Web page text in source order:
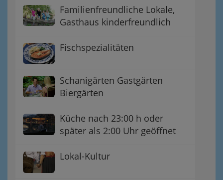
Familienfreundliche Lokale,
Gasthaus kinderfreundlich
Fischspezialitäten
Schanigärten Gastgärten
Biergärten
Küche nach 23:00 h oder
später als 2:00 Uhr geöffnet
Lokal-Kultur